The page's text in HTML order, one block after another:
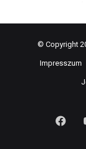
© Copyright
Impresszum